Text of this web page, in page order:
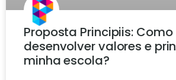
Proposta Principiis: Como
desenvolver valores e
minha escola?